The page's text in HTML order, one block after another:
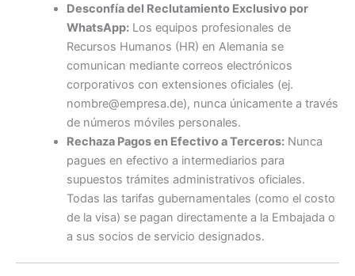
Desconfía del Reclutamiento Exclusivo por
WhatsApp:Los equipos profesionales de
Recursos Humanos (HR) en Alemania se
comunican mediante correos electrónicos
corporativos con extensiones oficiales (ej.
nombre@empresa.de), nunca únicamente a través
de números móviles personales.
Rechaza Pagos en Efectivo a Terceros:Nunca
pagues en efectivo a intermediarios para
supuestos trámites administrativos oficiales.
Todas las tarifas gubernamentales (como el costo
de la visa) se pagan directamente a la Embajada o
a sus socios de servicio designados.